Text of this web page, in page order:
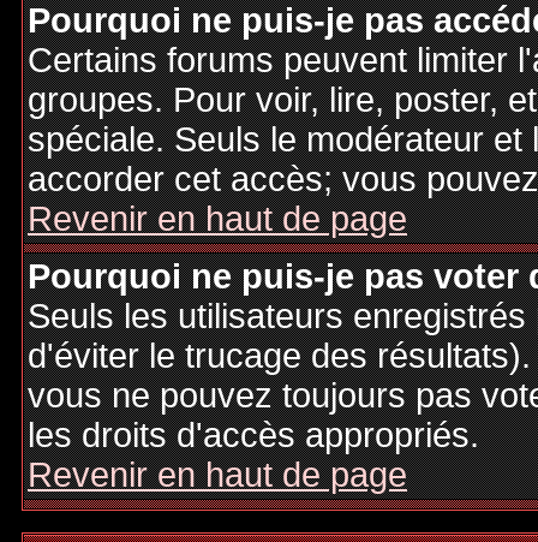
Pourquoi ne puis-je pas
Certains forums peuvent limiter
groupes. Pour voir, lire, poster,
spéciale. Seuls le modérateur
accorder cet accès; vous
Revenir en haut de page
Pourquoi ne puis-je pas voter
Seuls les utilisateurs
d'éviter le trucage des
vous ne pouvez toujours pas
les droits d'accès appropriés.
Revenir en haut de page